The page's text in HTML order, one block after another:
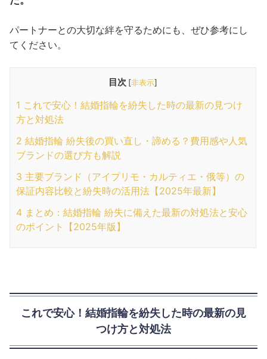
パートナーとの大切な絆を守るためにも、ぜひ参考にし
てください。
目次 [非表示]
1 これで安心！結婚指輪を紛失した時の最新の見つけ
方と対処法
2 結婚指輪 紛失後の買い直し・諦める？費用感や人気
ブランドの選び方も解説
3 主要ブランド（アイプリモ・カルティエ・俄等）の
保証内容比較と紛失時の活用法【2025年最新】
4 まとめ：結婚指輪 紛失に備えた最新の対処法と安心
のポイント【2025年版】
これで安心！結婚指輪を紛失した時の最新の見
つけ方と対処法